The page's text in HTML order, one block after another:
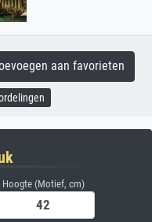
aan favorieten
Hoogte (Motief, cm)